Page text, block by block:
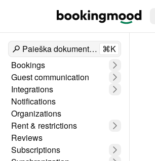
Paieška dokumentuose⌘K
Bookings
Guest communication
Integrations
Notifications
Organizations
Rent & restrictions
Reviews
Subscriptions